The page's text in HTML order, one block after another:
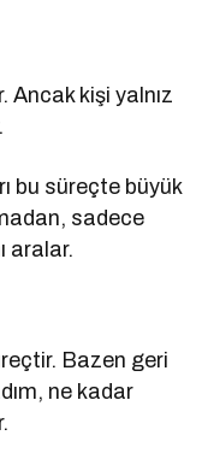
Ancak kişi yalnız
bu süreçte büyük
sadece
aralar.
Bazen geri
ne kadar